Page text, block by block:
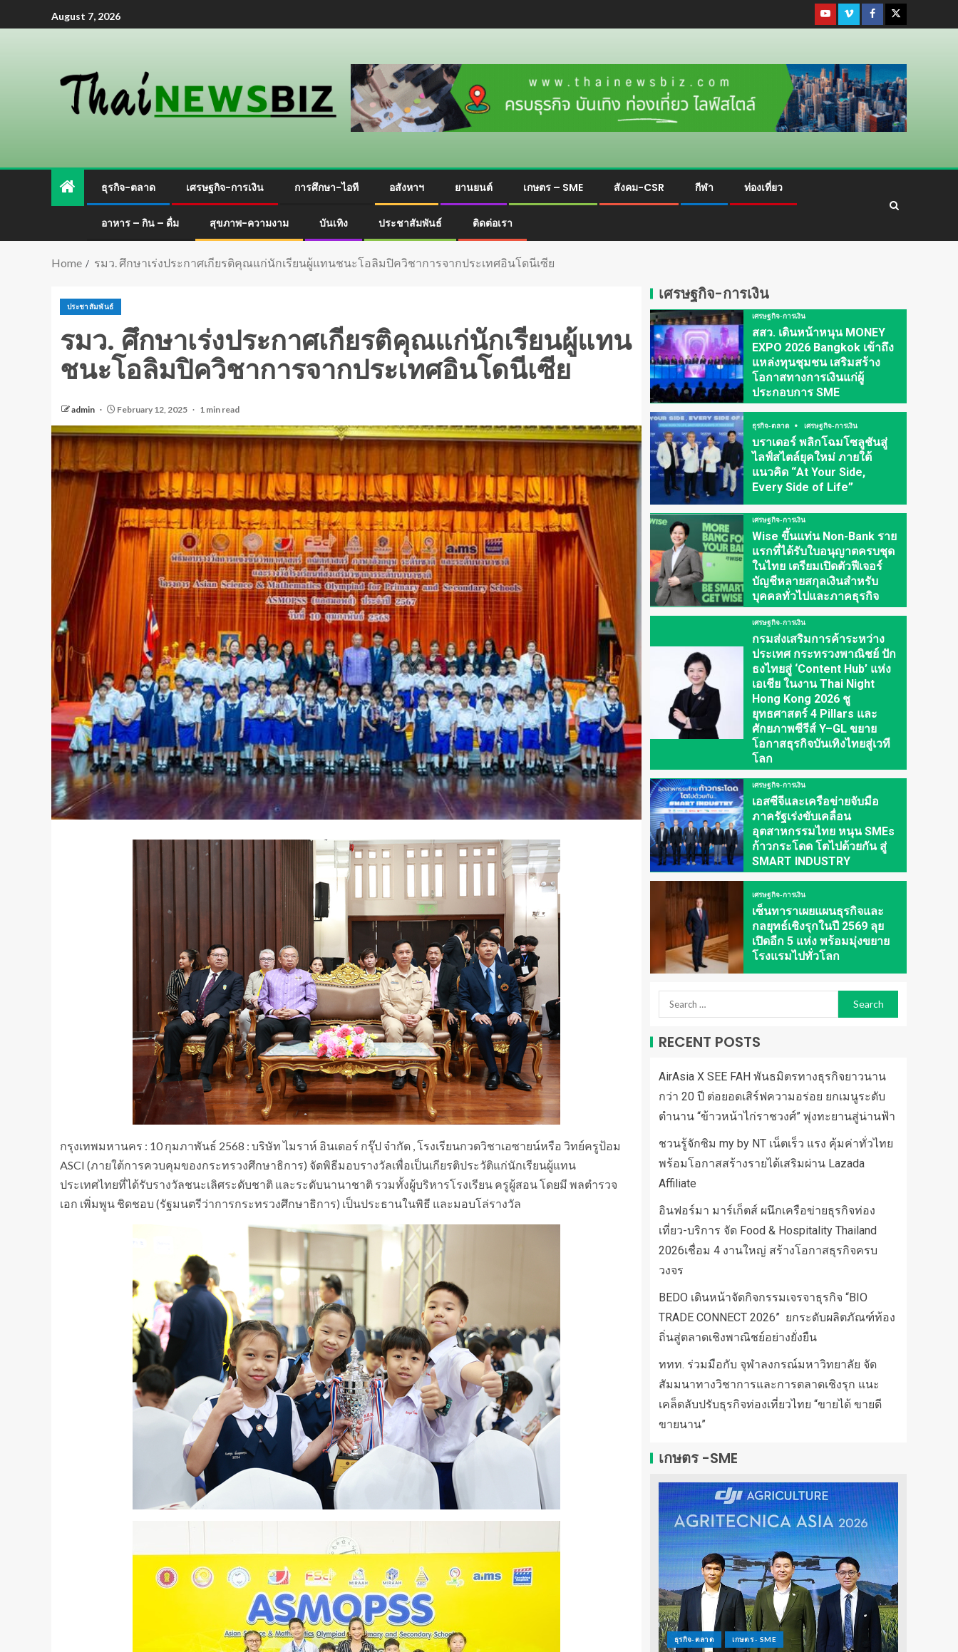
August 7, 2026
ธุรกิจ-ตลาด เศรษฐกิจ-การเงิน การศึกษา-ไอที อสังหาฯ ยานยนต์ เกษตร – SME สังคม-CSR กีฬา ท่องเที่ยว
อาหาร – กิน – ดื่ม สุขภาพ-ความงาม บันเทิง ประชาสัมพันธ์ ติดต่อเรา
Home รมว. ศึกษาเร่งประกาศเกียรติคุณแก่นักเรียนผู้แทนชนะโอลิมปิควิชาการจากประเทศอินโดนีเซีย
ประชาสัมพันธ์
รมว. ศึกษาเร่งประกาศเกียรติคุณแก่นักเรียนผู้แทน
ชนะโอลิมปิควิชาการจากประเทศอินโดนีเซีย
admin February 12, 2025 1 min read
กรุงเทพมหานคร : 10 กุมภาพันธ์ 2568 : บริษัท ไมราห์ อินเตอร์ กรุ๊ป จำกัด , โรงเรียนกวดวิชาเอซายน์หรือ วิทย์ครูป้อม
ASCI (ภายใต้การควบคุมของกระทรวงศึกษาธิการ) จัดพิธีมอบรางวัลเพื่อเป็นเกียรติประวัติแก่นักเรียนผู้แทน
ประเทศไทยที่ได้รับรางวัลชนะเลิศระดับชาติ และระดับนานาชาติ รวมทั้งผู้บริหารโรงเรียน ครูผู้สอน โดยมี พลตำรวจ
เอก เพิ่มพูน ชิดชอบ (รัฐมนตรีว่าการกระทรวงศึกษาธิการ) เป็นประธานในพิธี และมอบโล่รางวัล
เศรษฐกิจ-การเงิน
เศรษฐกิจ-การเงิน
สสว. เดินหน้าหนุน MONEY
EXPO 2026 Bangkok เข้าถึง
แหล่งทุนชุมชน เสริมสร้าง
โอกาสทางการเงินแก่ผู้
ประกอบการ SME
ธุรกิจ-ตลาด เศรษฐกิจ-การเงิน
บราเดอร์ พลิกโฉมโซลูชันสู่
ไลฟ์สไตล์ยุคใหม่ ภายใต้
แนวคิด “At Your Side,
Every Side of Life”
เศรษฐกิจ-การเงิน
Wise ขึ้นแท่น Non-Bank ราย
แรกที่ได้รับใบอนุญาตครบชุด
ในไทย เตรียมเปิดตัวฟีเจอร์
บัญชีหลายสกุลเงินสำหรับ
บุคคลทั่วไปและภาคธุรกิจ
เศรษฐกิจ-การเงิน
กรมส่งเสริมการค้าระหว่าง
ประเทศ กระทรวงพาณิชย์ ปัก
ธงไทยสู่ ‘Content Hub’ แห่ง
เอเชีย ในงาน Thai Night
Hong Kong 2026 ชู
ยุทธศาสตร์ 4 Pillars และ
ศักยภาพซีรีส์ Y–GL ขยาย
โอกาสธุรกิจบันเทิงไทยสู่เวที
โลก
เศรษฐกิจ-การเงิน
เอสซีจีและเครือข่ายจับมือ
ภาครัฐเร่งขับเคลื่อน
อุตสาหกรรมไทย หนุน SMEs
ก้าวกระโดด โตไปด้วยกัน สู่
SMART INDUSTRY
เศรษฐกิจ-การเงิน
เซ็นทาราเผยแผนธุรกิจและ
กลยุทธ์เชิงรุกในปี 2569 ลุย
เปิดอีก 5 แห่ง พร้อมมุ่งขยาย
โรงแรมไปทั่วโลก
RECENT POSTS
AirAsia X SEE FAH พันธมิตรทางธุรกิจยาวนาน
กว่า 20 ปี ต่อยอดเสิร์ฟความอร่อย ยกเมนูระดับ
ตำนาน “ข้าวหน้าไก่ราชวงศ์” พุ่งทะยานสู่น่านฟ้า
ชวนรู้จักซิม my by NT เน็ตเร็ว แรง คุ้มค่าทั่วไทย
พร้อมโอกาสสร้างรายได้เสริมผ่าน Lazada
Affiliate
อินฟอร์มา มาร์เก็ตส์ ผนึกเครือข่ายธุรกิจท่อง
เที่ยว-บริการ จัด Food & Hospitality Thailand
2026เชื่อม 4 งานใหญ่ สร้างโอกาสธุรกิจครบ
วงจร
BEDO เดินหน้าจัดกิจกรรมเจรจาธุรกิจ “BIO
TRADE CONNECT 2026” ยกระดับผลิตภัณฑ์ท้อง
ถิ่นสู่ตลาดเชิงพาณิชย์อย่างยั่งยืน
ททท. ร่วมมือกับ จุฬาลงกรณ์มหาวิทยาลัย จัด
สัมมนาทางวิชาการและการตลาดเชิงรุก แนะ
เคล็ดลับปรับธุรกิจท่องเที่ยวไทย “ขายได้ ขายดี
ขายนาน”
เกษตร -SME
ธุรกิจ-ตลาด เกษตร - SME